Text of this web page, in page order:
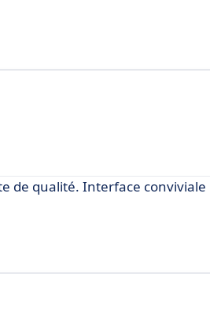
de qualité. Interface conviviale